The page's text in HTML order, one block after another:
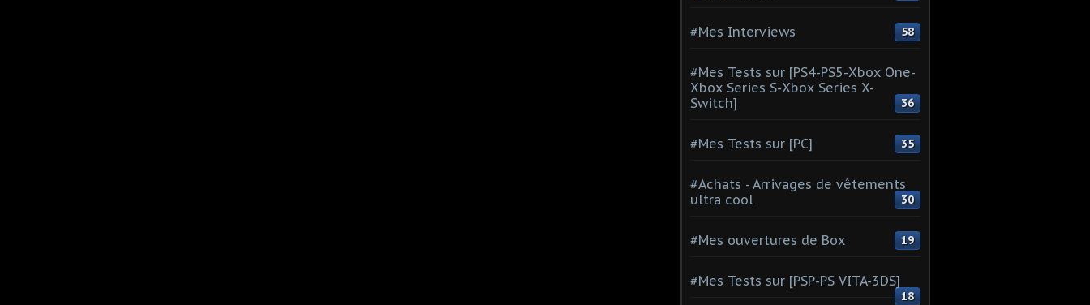
#Mes Interviews 58
#Mes Tests sur [PS4-PS5-Xbox One-
Xbox Series S-Xbox Series X-
Switch]
36
#Mes Tests sur [PC] 35
#Achats - Arrivages de vêtements
ultra cool
30
#Mes ouvertures de Box 19
#Mes Tests sur [PSP-PS VITA-3DS]
18